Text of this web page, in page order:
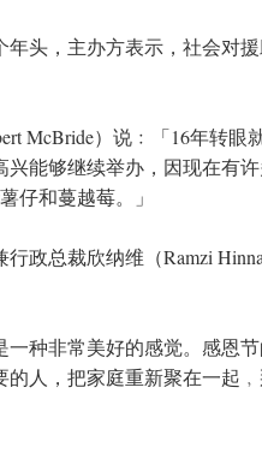
年头，主办方表示，社会对
McBride）说﹕「16年转眼
兴能够继续举办，因现在有
仔和蔓越莓。」
政总裁欣纳维（Ramzi
一种非常美好的感觉。感恩
的人，把家庭重新聚在一起